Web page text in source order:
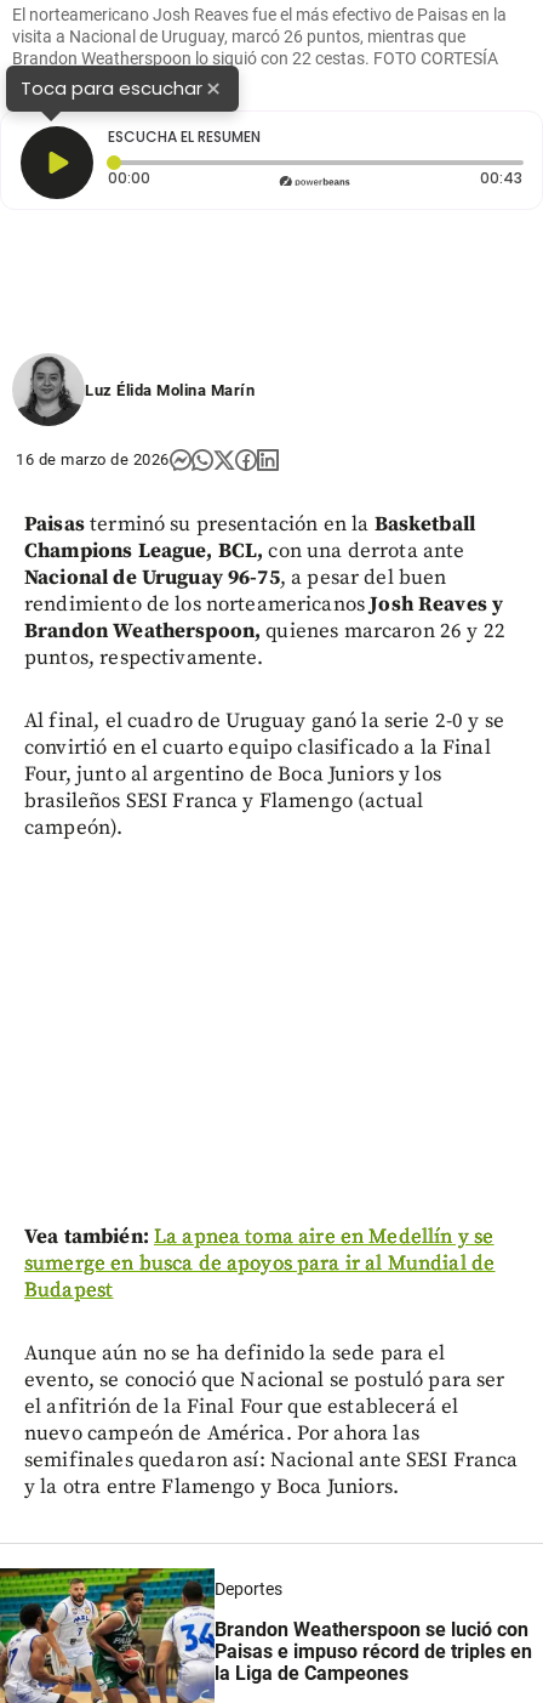
El norteamericano Josh Reaves fue el más efectivo de Paisas en la
visita a Nacional de Uruguay, marcó 26 puntos, mientras que
Brandon Weatherspoon lo siguió con 22 cestas. FOTO CORTESÍA
PAISAS
Toca para escuchar×
ESCUCHA EL RESUMEN
00:00 Tiempo transcurrido: 0 segundos 00:43
Luz Élida Molina Marín
16 de marzo de 2026
Paisasterminó su presentación en la Basketball
Champions League, BCL,con una derrota ante
Nacional de Uruguay 96-75, a pesar del buen
rendimiento de los norteamericanosJosh Reaves y
Brandon Weatherspoon, quienes marcaron 26 y 22
puntos, respectivamente.
Al final, el cuadro de Uruguay ganó la serie 2-0 y se
convirtió en el cuarto equipo clasificado a la Final
Four, junto al argentino de Boca Juniors y los
brasileños SESI Franca y Flamengo (actual
campeón).
Vea también: La apnea toma aire en Medellín y se
sumerge en busca de apoyos para ir al Mundial de
Budapest
Aunque aún no se ha definido la sede para el
evento, se conoció que Nacional se postuló para ser
el anfitrión de la Final Four que establecerá el
nuevo campeón de América. Por ahora las
semifinales quedaron así: Nacional ante SESI Franca
y la otra entre Flamengo y Boca Juniors.
Deportes
Brandon Weatherspoon se lució con
Paisas e impuso récord de triples en
la Liga de Campeones